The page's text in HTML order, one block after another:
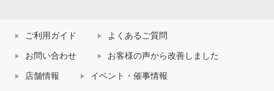
ご利用ガイド よくあるご質問
お問い合わせ お客様の声から改善しました
店舗情報 イベント・催事情報